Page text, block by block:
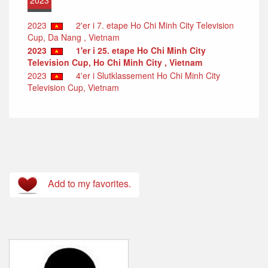
2023
2'er i 7. etape Ho Chi Minh City Television
Cup, Da Nang , Vietnam
2023
1'er i 25. etape Ho Chi Minh City
Television Cup, Ho Chi Minh City , Vietnam
2023
4'er i Slutklassement Ho Chi Minh City
Television Cup, Vietnam
Add to my favorites.